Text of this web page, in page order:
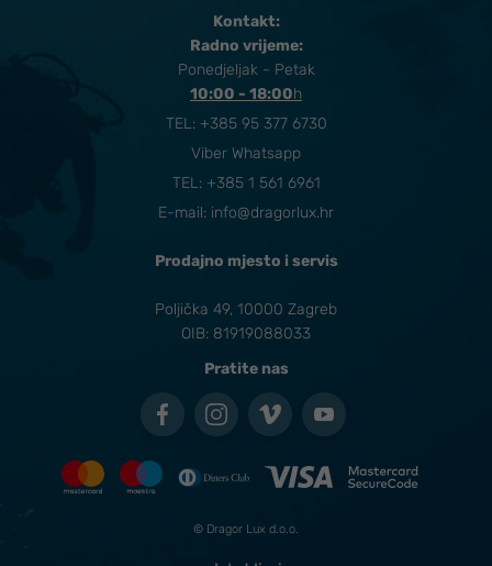
Kontakt:
Radno vrijeme:
Ponedjeljak - Petak
10:00 - 18:00​h
TEL: +385 95 377 6730
Viber Whatsapp
TEL: +385 1 561 6961
E-mail: info@dragorlux.hr
Prodajno mjesto i servis
Poljička 49, 10000 Zagreb
OIB: 81919088033
Pratite nas
© Dragor Lux d.o.o.